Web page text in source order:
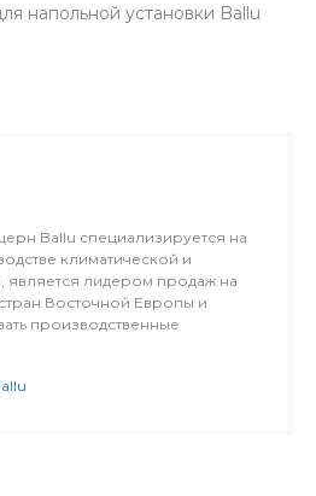
напольной установки Ballu
Ballu специализируется на
климатической и
является лидером продаж на
Восточной Европы и
производственные